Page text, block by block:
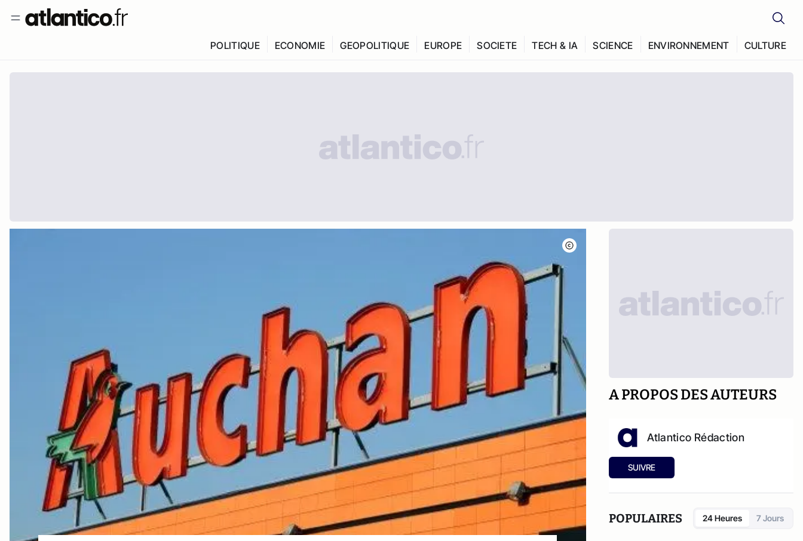
POLITIQUE ECONOMIE GEOPOLITIQUE EUROPE SOCIETE TECH & IA SCIENCE ENVIRONNEMENT CULTURE
A PROPOS DES AUTEURS
Atlantico Rédaction
SUIVRE
POPULAIRES 24 Heures 7 Jours